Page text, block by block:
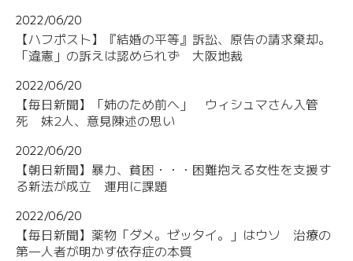
2022/06/20
【ハフポスト】『結婚の平等』訴訟、原告の請求棄却。
「違憲」の訴えは認められず 大阪地裁
2022/06/20
【毎日新聞】「姉のため前へ」 ウィシュマさん入管
死 妹2人、意見陳述の思い
2022/06/20
【朝日新聞】暴力、貧困・・・困難抱える女性を支援す
る新法が成立 運用に課題
2022/06/20
【毎日新聞】薬物「ダメ。ゼッタイ。」はウソ 治療の
第一人者が明かす依存症の本質